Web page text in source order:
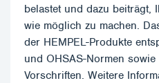
belastet und dazu beiträgt,
wie möglich zu machen.
der HEMPEL-Produkte
und OHSAS-Normen
Vorschriften. Weitere